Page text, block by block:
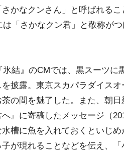
かなクンさん」と呼ばれるこ
は「さかなクン君」と敬称がつ
結』のCMでは、黒スーツに
披露。東京スカパラダイス
の間を魅了した。また、朝
』に寄稿したメッセージ（
槽に魚を入れておくといじ
が現れることなどを伝え、